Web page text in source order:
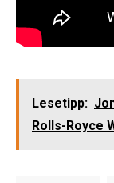
Lesetipp:
Rolls-Royce